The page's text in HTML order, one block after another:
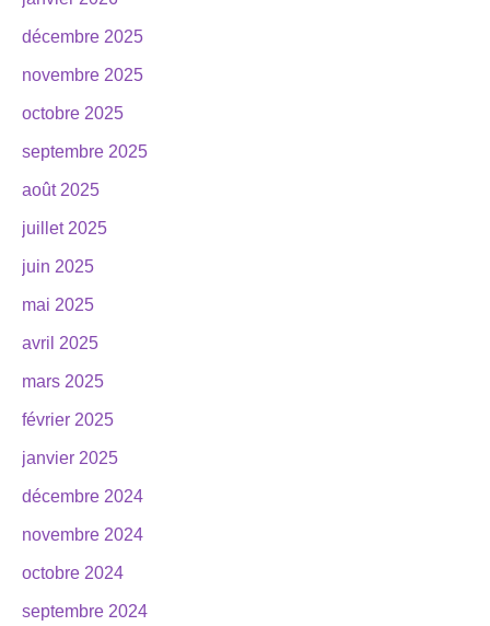
décembre 2025
novembre 2025
octobre 2025
septembre 2025
août 2025
juillet 2025
juin 2025
mai 2025
avril 2025
mars 2025
février 2025
janvier 2025
décembre 2024
novembre 2024
octobre 2024
septembre 2024